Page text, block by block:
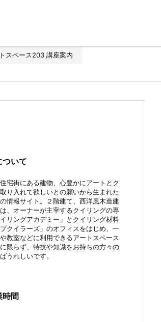
スペース203 講座案内
ついて
宅街にある建物、心豊かにアートとク
り入れて欲しいとの願いから生まれた
情報サイト。２階建て、西洋風木造建
、オーナーが主宰するクイリングの専
リングアカデミー」とクイリング材料
クイラーズ」のオフィスをはじめ、一
教室などに利用できるアートスペース
限らず、特技や知識をお持ちの方々の
うれしいです。
時間